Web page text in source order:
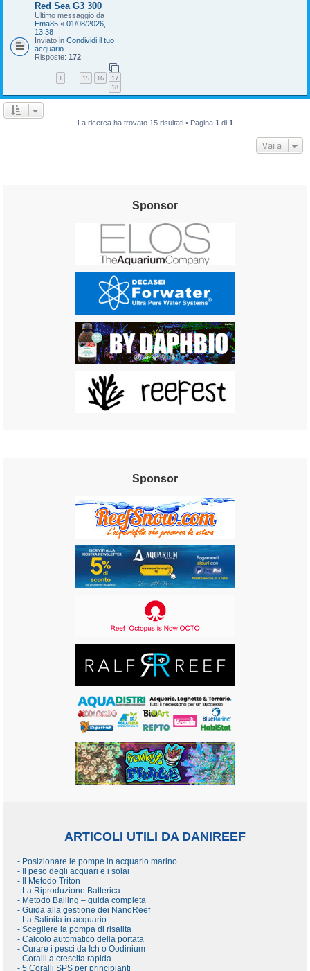
Red Sea G3 300
Ultimo messaggio da
Ema85 « 01/08/2026,
13:38
Inviato in Condividi il tuo
acquario
Risposte: 172
1 … 15 16
17
18
La ricerca ha trovato 15 risultati • Pagina 1 di 1
Vai a
Sponsor
Sponsor
ARTICOLI UTILI DA DANIREEF
- Posizionare le pompe in acquario marino
- Il peso degli acquari e i solai
- Il Metodo Triton
- La Riproduzione Batterica
- Metodo Balling – guida completa
- Guida alla gestione dei NanoReef
- La Salinità in acquario
- Scegliere la pompa di risalita
- Calcolo automatico della portata
- Curare i pesci da Ich o Oodinium
- Coralli a crescita rapida
- 5 Coralli SPS per principianti